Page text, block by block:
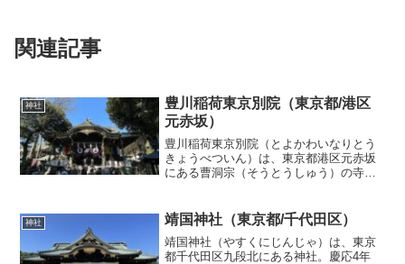
関連記事
神社
豊川稲荷東京別院（東京都/港区
元赤坂）
豊川稲荷東京別院（とよかわいなりとう
きょうべついん）は、東京都港区元赤坂
にある曹洞宗（そうとうしゅう）の寺
般的に「稲荷」と呼ばれる場合、「狐を
祀った神社」を想像するが、...
神社 靖国神社（東京都/千代田区）
靖国神社（やすくにじんじゃ）は、東京
都千代田区九段北にある神社。慶応4年